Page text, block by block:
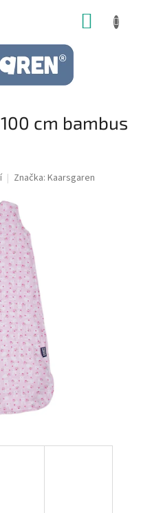
cm bambus
Značka: Kaarsgaren